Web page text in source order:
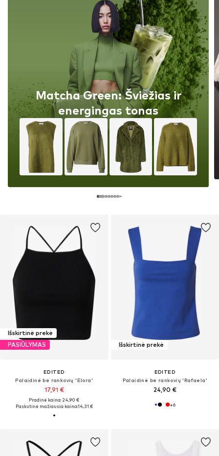
Išskirtinė prekė
PASIŪLYMAS
EDITED
Palaidinė be rankovių 'Elora'
17,91 €
Pradinė kaina: 24,90 €
Paskutinė mažiausia kaina:14,31 €
Matcha Green: Šviežias ir
energingas tonas
Išskirtinė prekė
EDITED
Palaidinė be rankovių 'Rafaela'
24,90 €
+6